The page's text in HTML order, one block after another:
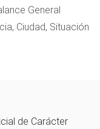
General
Ciudad, Situación
de Carácter